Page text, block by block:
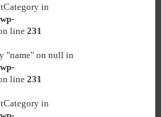
in
line231
"name" on null in
line231
in